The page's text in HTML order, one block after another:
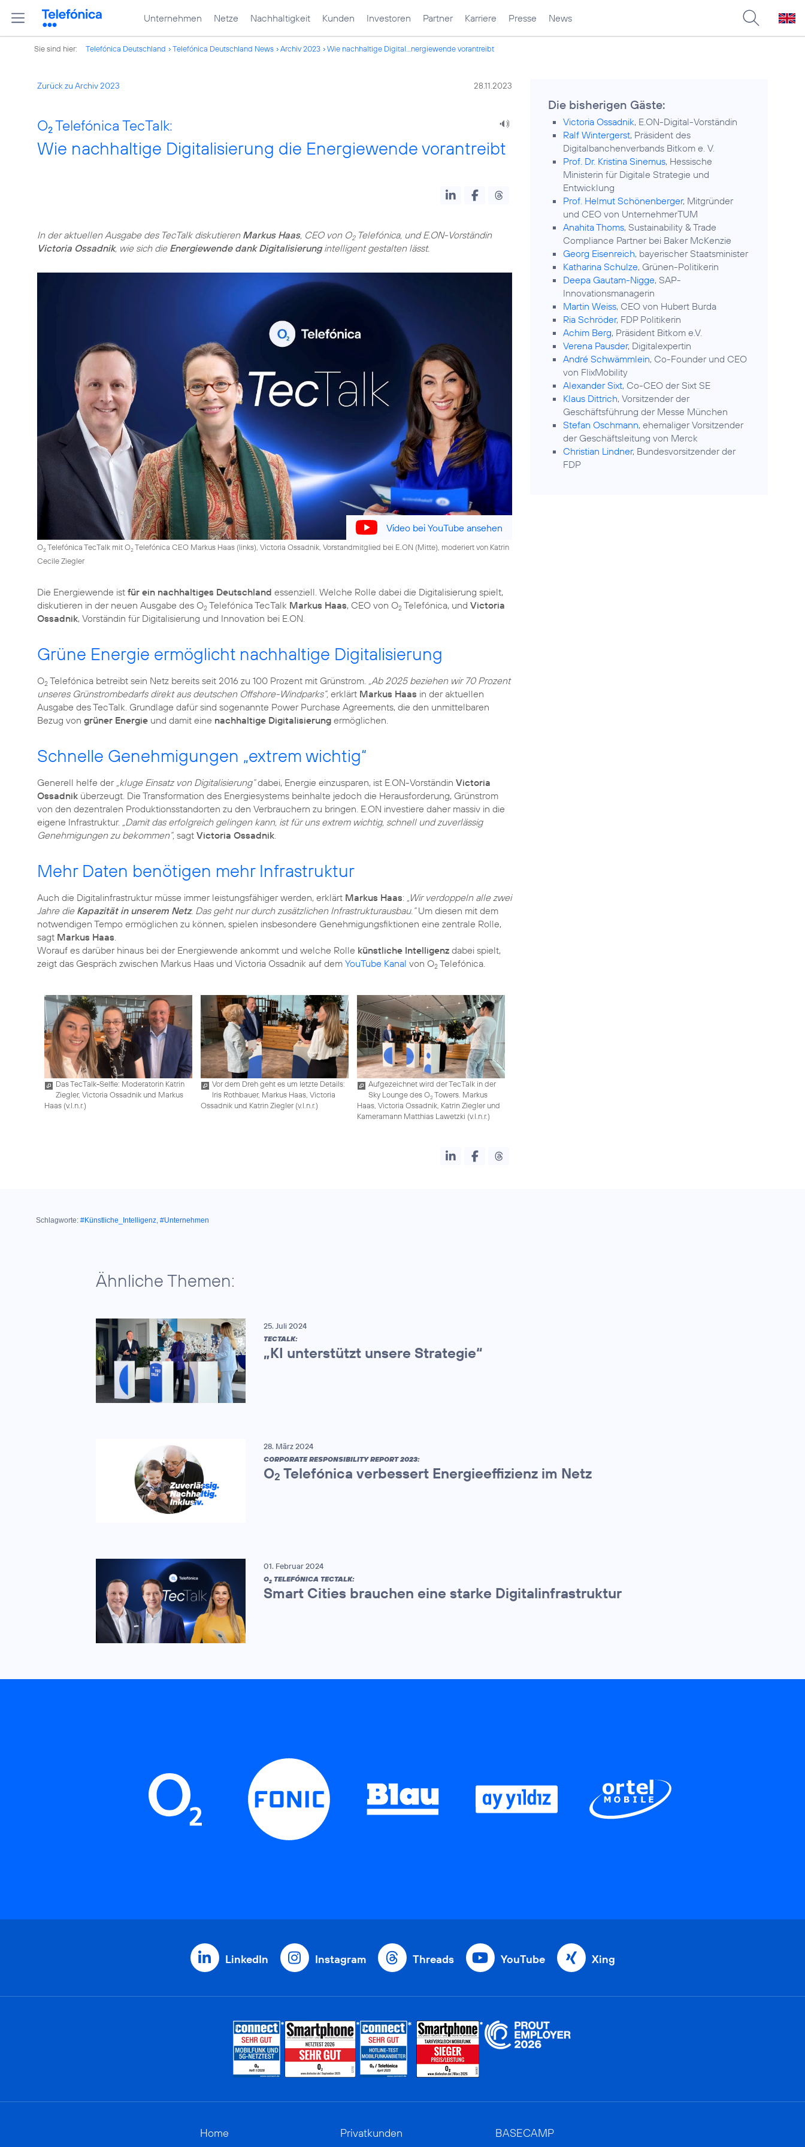
Unternehmen Netze Nachhaltigkeit Kunden Investoren Partner Karriere Presse News
Sie sind hier: Telefónica Deutschland Telefónica Deutschland News Archiv 2023 Wie nachhaltige Digital...nergiewende vorantreibt
Zurück zu Archiv 2023 28.11.2023
O2 Telefónica TecTalk:
Wie nachhaltige Digitalisierung die Energiewende vorantreibt
In der aktuellen Ausgabe des TecTalk diskutieren Markus Haas, CEO von O2Telefónica, und E.ON-Vorständin
Victoria Ossadnik, wie sich die Energiewende dank Digitalisierungintelligent gestalten lässt.
Video bei YouTube ansehen
O2Telefónica TecTalk mit O2Telefónica CEO Markus Haas (links), Victoria Ossadnik, Vorstandmitglied bei E.ON (Mitte), moderiert von Katrin
Cecile Ziegler
Die Energiewende ist für ein nachhaltiges Deutschland essenziell. Welche Rolle dabei die Digitalisierung spielt,
diskutieren in der neuen Ausgabe des O2 Telefónica TecTalk Markus Haas, CEO von O2 Telefónica, und Victoria
Ossadnik, Vorständin für Digitalisierung und Innovation bei E.ON.
Grüne Energie ermöglicht nachhaltige Digitalisierung
O2 Telefónica betreibt sein Netz bereits seit 2016 zu 100 Prozent mit Grünstrom. „Ab 2025 beziehen wir 70 Prozent
unseres Grünstrombedarfs direkt aus deutschen Offshore-Windparks“, erklärt Markus Haas in der aktuellen
Ausgabe des TecTalk. Grundlage dafür sind sogenannte Power Purchase Agreements, die den unmittelbaren
Bezug von grüner Energie und damit eine nachhaltige Digitalisierung ermöglichen.
Schnelle Genehmigungen „extrem wichtig“
Generell helfe der „kluge Einsatz von Digitalisierung“dabei, Energie einzusparen, ist E.ON-Vorständin Victoria
Ossadnik überzeugt. Die Transformation des Energiesystems beinhalte jedoch die Herausforderung, Grünstrom
von den dezentralen Produktionsstandorten zu den Verbrauchern zu bringen. E.ON investiere daher massiv in die
eigene Infrastruktur. „Damit das erfolgreich gelingen kann, ist für uns extrem wichtig, schnell und zuverlässig
Genehmigungen zu bekommen“, sagt Victoria Ossadnik.
Mehr Daten benötigen mehr Infrastruktur
Auch die Digitalinfrastruktur müsse immer leistungsfähiger werden, erklärt Markus Haas: „Wir verdoppeln alle zwei
Jahre die Kapazität in unserem Netz. Das geht nur durch zusätzlichen Infrastrukturausbau.“Um diesen mit dem
notwendigen Tempo ermöglichen zu können, spielen insbesondere Genehmigungsfiktionen eine zentrale Rolle,
sagt Markus Haas.
Worauf es darüber hinaus bei der Energiewende ankommt und welche Rolle künstliche Intelligenz dabei spielt,
zeigt das Gespräch zwischen Markus Haas und Victoria Ossadnik auf dem YouTube Kanal von O2 Telefónica.
Das TecTalk-Selfie: Moderatorin Katrin
Ziegler, Victoria Ossadnik und Markus
Haas (v.l.n.r.)
Vor dem Dreh geht es um letzte Details:
Iris Rothbauer, Markus Haas, Victoria
Ossadnik und Katrin Ziegler (v.l.n.r.)
Aufgezeichnet wird der TecTalk in der
Sky Lounge des O2Towers. Markus
Haas, Victoria Ossadnik, Katrin Ziegler und
Kameramann Matthias Lawetzki (v.l.n.r.)
Die bisherigen Gäste:
Victoria Ossadnik, E.ON-Digital-Vorständin
Ralf Wintergerst, Präsident des
Digitalbanchenverbands Bitkom e. V.
Prof. Dr. Kristina Sinemus, Hessische
Ministerin für Digitale Strategie und
Entwicklung
Prof. Helmut Schönenberger, Mitgründer
und CEO von UnternehmerTUM
Anahita Thoms, Sustainability & Trade
Compliance Partner bei Baker McKenzie
Georg Eisenreich, bayerischer Staatsminister
Katharina Schulze, Grünen-Politikerin
Deepa Gautam-Nigge, SAP-
Innovationsmanagerin
Martin Weiss, CEO von Hubert Burda
Ria Schröder, FDP Politikerin
Achim Berg, Präsident Bitkom e.V.
Verena Pausder, Digitalexpertin
André Schwämmlein, Co-Founder und CEO
von FlixMobility
Alexander Sixt, Co-CEO der Sixt SE
Klaus Dittrich, Vorsitzender der
Geschäftsführung der Messe München
Stefan Oschmann, ehemaliger Vorsitzender
der Geschäftsleitung von Merck
Christian Lindner, Bundesvorsitzender der
FDP
Schlagworte: #Künstliche_Intelligenz, #Unternehmen
Ähnliche Themen:
25. Juli 2024
TECTALK:
„KI unterstützt unsere Strategie“
28. März 2024
CORPORATE RESPONSIBILITY REPORT 2023:
O2 Telefónica verbessert Energieeffizienz im Netz
01. Februar 2024
O2 TELEFÓNICA TECTALK:
Smart Cities brauchen eine starke Digitalinfrastruktur
LinkedIn Instagram Threads YouTube Xing
Home
Privatkunden
BASECAMP